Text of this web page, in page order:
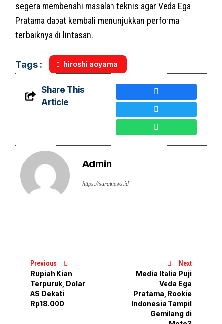
segera membenahi masalah teknis agar Veda Ega
Pratama dapat kembali menunjukkan performa
terbaiknya di lintasan.
Tags : hiroshi aoyama
Share This
Article
Admin
https://suratnews.id
Previous
Rupiah Kian
Terpuruk, Dolar
AS Dekati
Rp18.000
Next
Media Italia Puji
Veda Ega
Pratama, Rookie
Indonesia Tampil
Gemilang di